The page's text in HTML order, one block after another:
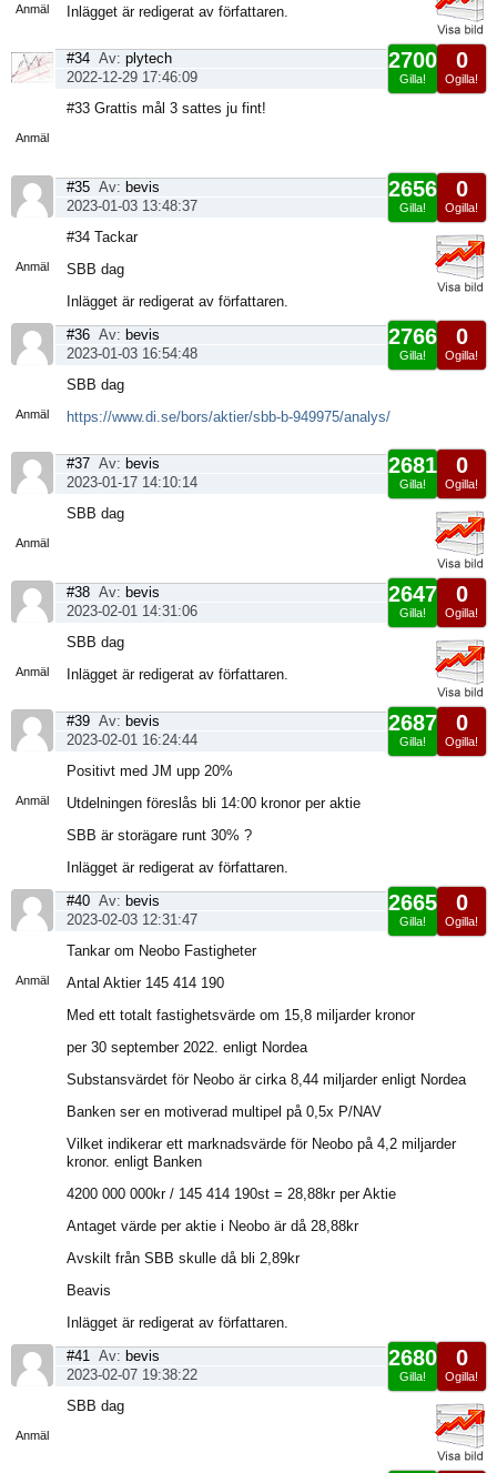
Anmäl
Inlägget är redigerat av författaren.
Anmäl
0
Ogilla!
2700
Gilla!
#34 Av: plytech
2022-12-29 17:46:09
#33 Grattis mål 3 sattes ju fint!
Anmäl
0
Ogilla!
2656
Gilla!
#35 Av: bevis
2023-01-03 13:48:37
#34 Tackar
SBB dag
Inlägget är redigerat av författaren.
Anmäl
0
Ogilla!
2766
Gilla!
#36 Av: bevis
2023-01-03 16:54:48
SBB dag
https://www.di.se/bors/aktier/sbb-b-949975/analys/
Anmäl
0
Ogilla!
2681
Gilla!
#37 Av: bevis
2023-01-17 14:10:14
SBB dag
Anmäl
0
Ogilla!
2647
Gilla!
#38 Av: bevis
2023-02-01 14:31:06
SBB dag
Inlägget är redigerat av författaren.
Anmäl
0
Ogilla!
2687
Gilla!
#39 Av: bevis
2023-02-01 16:24:44
Positivt med JM upp 20%
Utdelningen föreslås bli 14:00 kronor per aktie
SBB är storägare runt 30% ?
Inlägget är redigerat av författaren.
Anmäl
0
Ogilla!
2665
Gilla!
#40 Av: bevis
2023-02-03 12:31:47
Tankar om Neobo Fastigheter
Antal Aktier 145 414 190
Med ett totalt fastighetsvärde om 15,8 miljarder kronor
per 30 september 2022. enligt Nordea
Substansvärdet för Neobo är cirka 8,44 miljarder enligt Nordea
Banken ser en motiverad multipel på 0,5x P/NAV
Vilket indikerar ett marknadsvärde för Neobo på 4,2 miljarder
kronor. enligt Banken
4200 000 000kr / 145 414 190st = 28,88kr per Aktie
Antaget värde per aktie i Neobo är då 28,88kr
Avskilt från SBB skulle då bli 2,89kr
Beavis
Inlägget är redigerat av författaren.
Anmäl
0
Ogilla!
2680
Gilla!
#41 Av: bevis
2023-02-07 19:38:22
SBB dag